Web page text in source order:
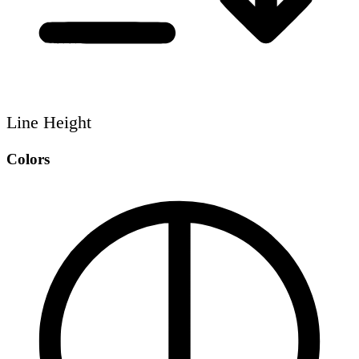
Line Height
Colors